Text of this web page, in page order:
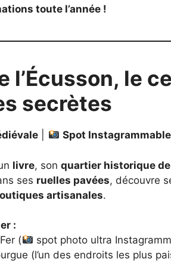
toute l’année !
l’Écusson, le
secrètes
Spot Instagrammable
livre, son quartier historique de
ses ruelles pavées, découvre
artisanales.
:
(
spot photo ultra
(l’un des endroits les plus